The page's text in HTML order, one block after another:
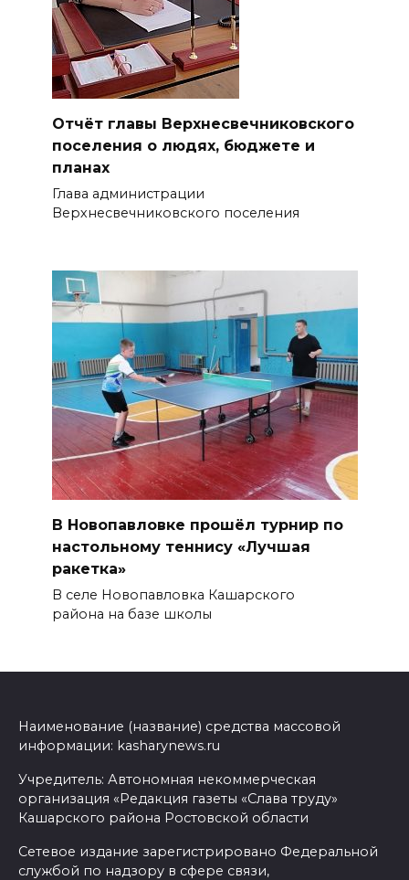
Отчёт главы Верхнесвечниковского
поселения о людях, бюджете и
планах
Глава администрации
Верхнесвечниковского поселения
В Новопавловке прошёл турнир по
настольному теннису «Лучшая
ракетка»
В селе Новопавловка Кашарского
района на базе школы
Наименование (название) средства массовой
информации: kasharynews.ru
Учредитель: Автономная некоммерческая
организация «Редакция газеты «Слава труду»
Кашарского района Ростовской области
Сетевое издание зарегистрировано Федеральной
службой по надзору в сфере связи,